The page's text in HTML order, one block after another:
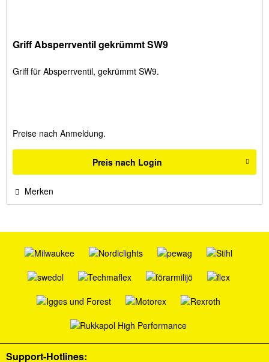
Griff Absperrventil gekrümmt SW9
Griff für Absperrventil, gekrümmt SW9.
Preise nach Anmeldung.
Preis nach Login
Merken
Support-Hotlines: